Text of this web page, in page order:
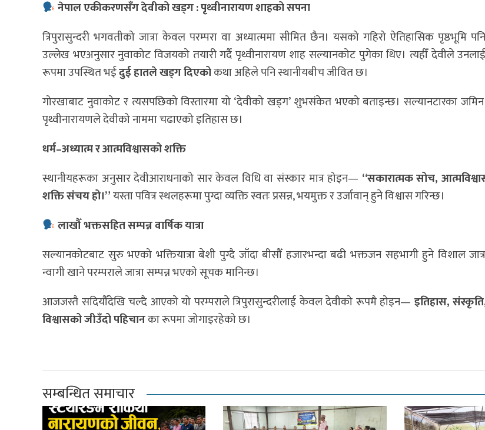
नेपाल एकीकरणसँग देवीको खड्ग : पृथ्वीनारायण शाहको सपना
त्रिपुरासुन्दरी भगवतीको जात्रा केवल परम्परा वा अध्यात्ममा सीमित छैन। यसको गहिरो ऐतिहासिक पृष्ठभूमि
उल्लेख भएअनुसार नुवाकोट विजयको तयारी गर्दै पृथ्वीनारायण शाह सल्यानकोट पुगेका थिए। त्यहीँ देवीले
रूपमा उपस्थित भईदुई हातले खड्ग दिएकोकथा अहिले पनि स्थानीयबीच जीवित छ।
गोरखाबाट नुवाकोट र त्यसपछिको विस्तारमा यो ‘देवीको खड्ग’ शुभसंकेत भएको बताइन्छ। सल्यानटारका
पृथ्वीनारायणले देवीको नाममा चढाएको इतिहास छ।
धर्म–अध्यात्म र आत्मविश्वासको शक्ति
स्थानीयहरूका अनुसार देवीआराधनाको सार केवल विधि वा संस्कार मात्र होइन— “सकारात्मक सोच,
शक्ति संचय हो।”यस्ता पवित्र स्थलहरूमा पुग्दा व्यक्ति स्वतः प्रसन्न, भयमुक्त र उर्जावान् हुने विश्वास गरिन्छ।
लाखौँ भक्तसहित सम्पन्न वार्षिक यात्रा
सल्यानकोटबाट सुरु भएको भक्तियात्रा बेशी पुग्दै जाँदा बीसौँ हजारभन्दा बढी भक्तजन सहभागी हुने विशाल
न्वागी खाने परम्पराले जात्रा सम्पन्न भएको सूचक मानिन्छ।
आजजस्तै सदियौँदेखि चल्दै आएको यो परम्पराले त्रिपुरासुन्दरीलाई केवल देवीको रूपमै होइन— इतिहास,
विश्वासको जीउँदो पहिचानका रूपमा जोगाइरहेको छ।
सम्बन्धित समाचार